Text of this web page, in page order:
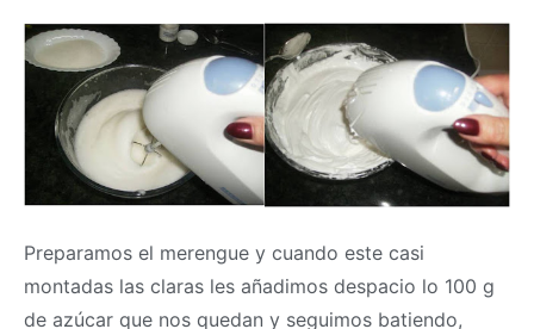
Preparamos el merengue y cuando este casi
montadas las claras les añadimos despacio lo 100 g
de azúcar que nos quedan y seguimos batiendo,